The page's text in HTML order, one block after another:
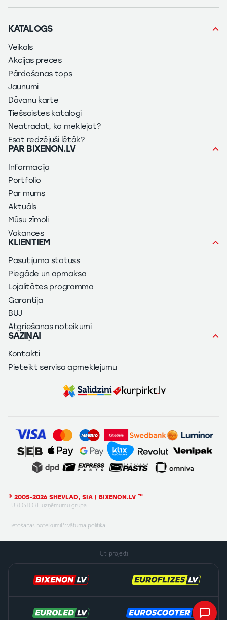
KATALOGS
Veikals
Akcijas preces
Pārdošanas tops
Jaunumi
Dāvanu karte
Tiešsaistes katalogi
Neatradāt, ko meklējāt?
Esat redzējuši lētāk?
PAR BIXENON.LV
Informācija
Portfolio
Par mums
Aktuāls
Mūsu zīmoli
Vakances
KLIENTIEM
Pasūtījuma statuss
Piegāde un apmaksa
Lojalitātes programma
Garantija
BUJ
Atgriešanas noteikumi
SAZIŅAI
Kontakti
Pieteikt servisa apmeklējumu
© 2005-2026 SHEVLAD, SIA | BIXENON.LV ™
EUROSTORE uzņēmumu grupa
Lietošanas noteikumiPrivātuma politika
Citi projekti